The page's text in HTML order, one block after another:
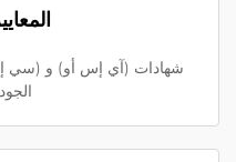
شهادات (آي إس أو) و (سي